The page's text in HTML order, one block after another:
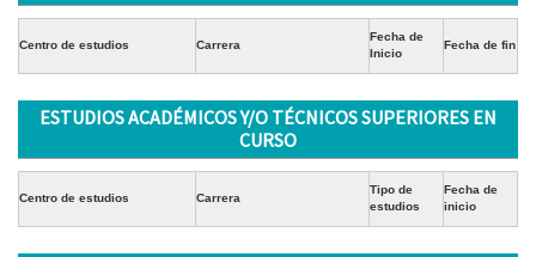
Centro de estudios Carrera
Fecha de
Inicio
Fecha de fin
ESTUDIOS ACADÉMICOS Y/O TÉCNICOS SUPERIORES EN
CURSO
Centro de estudios Carrera
Tipo de
estudios
Fecha de
inicio